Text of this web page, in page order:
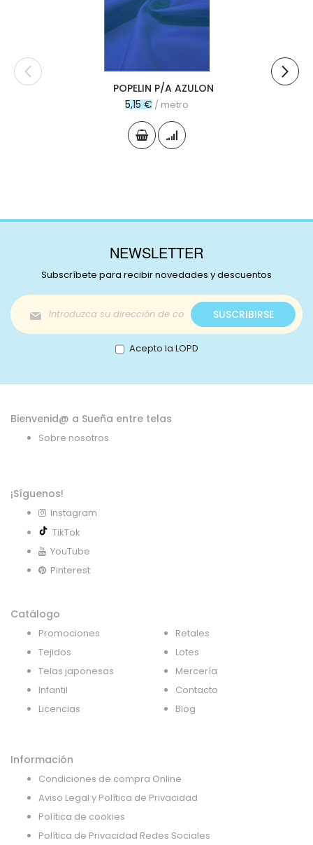
POPELIN P/A AZULON
5,15 € / metro
NEWSLETTER
Subscríbete para recibir novedades y descuentos
Inscríbase
a
nuestro
boletín
de
SUSCRIBIRSE
Acepto la LOPD
Bienvenid@ a Sueña entre telas
Sobre nosotros
¡Síguenos!
Instagram
TikTok
YouTube
Pinterest
Catálogo
Promociones
Tejidos
Telas japonesas
Infantil
Licencias
Retales
Lotes
Mercería
Contacto
Blog
Información
Condiciones de compra Online
Aviso Legal y Política de Privacidad
Política de cookies
Política de Privacidad Redes Sociales